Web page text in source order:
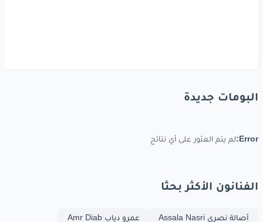
البومات جديدة
Error: لم يتم العثور على أي نتائج
الفنانون الأكثر بحثا
أصالة نصري Assala Nasri عمرو دياب Amr Diab